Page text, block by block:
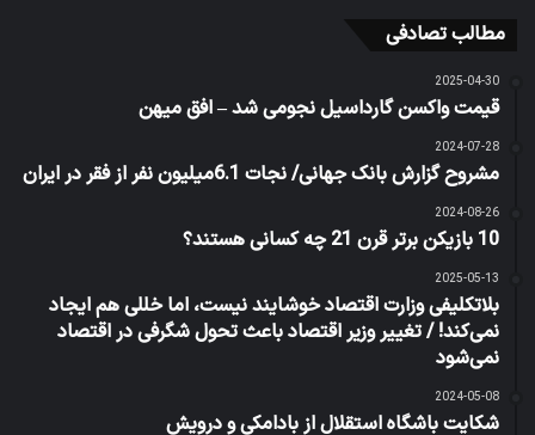
مطالب تصادفی
2025-04-30
قیمت واکسن گارداسیل نجومی شد – افق میهن
2024-07-28
مشروح گزارش بانک جهانی/ نجات 6.1میلیون نفر از فقر در ایران
2024-08-26
10 بازیکن برتر قرن 21 چه کسانی هستند؟
2025-05-13
بلاتکلیفی وزارت اقتصاد خوشایند نیست، اما خللی هم ایجاد
نمی‌کند! / تغییر وزیر اقتصاد باعث تحول شگرفی در اقتصاد
نمی‌شود
2024-05-08
شکایت باشگاه استقلال از بادامکی و درویش